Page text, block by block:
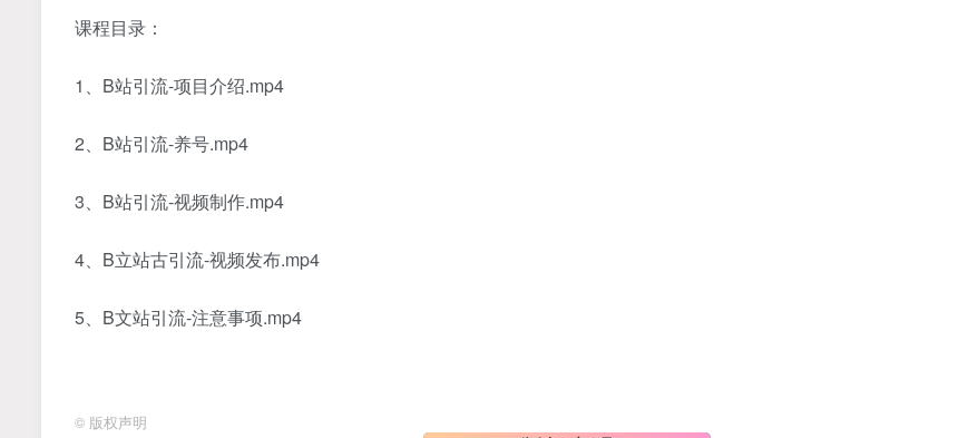
课程目录：
1、B站引流-项目介绍.mp4
2、B站引流-养号.mp4
3、B站引流-视频制作.mp4
4、B立站古引流-视频发布.mp4
5、B文站引流-注意事项.mp4
© 版权声明